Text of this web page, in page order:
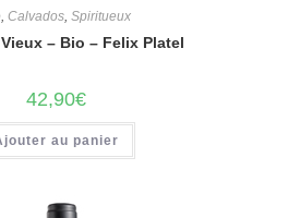
, Calvados, Spiritueux
– Bio – Felix Platel
42,90€
au panier